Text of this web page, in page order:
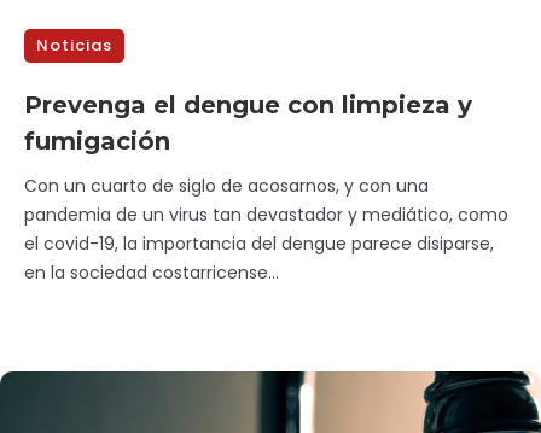
Noticias
Prevenga el dengue con limpieza y
fumigación
Con un cuarto de siglo de acosarnos, y con una
pandemia de un virus tan devastador y mediático, como
el covid-19, la importancia del dengue parece disiparse,
en la sociedad costarricense...